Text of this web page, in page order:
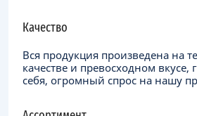
Качество
Вся продукция произведена на
качестве и превосходном вкусе,
себя, огромный спрос на нашу